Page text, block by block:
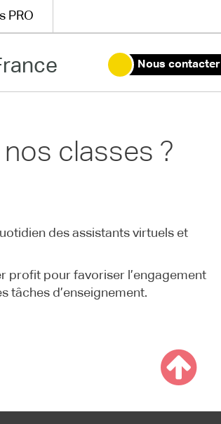
PRO
Nous contacter
nos classes ?
des assistants virtuels et
profit pour favoriser l’engagement
tâches d’enseignement.